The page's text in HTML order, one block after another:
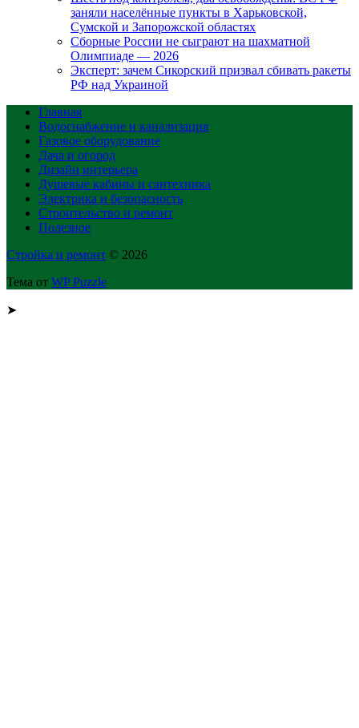
заняли населённые пункты в Харьковской,
Сумской и Запорожской областях
Сборные России не сыграют на шахматной
Олимпиаде — 2026
Эксперт: зачем Сикорский призвал сбивать ракеты
РФ над Украиной
Главная
Водоснабжение и канализация
Газовое оборудование
Дача и огород
Дизайн интерьера
Душевые кабины и сантехника
Электрика и безопасность
Строительство и ремонт
Полезное
Стройка и ремонт © 2026
Тема от WP Puzzle
➤